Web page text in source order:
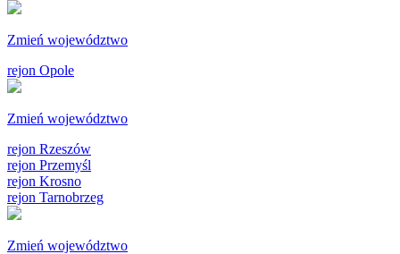
Zmień województwo
rejon Opole
Zmień województwo
rejon Rzeszów
rejon Przemyśl
rejon Krosno
rejon Tarnobrzeg
Zmień województwo